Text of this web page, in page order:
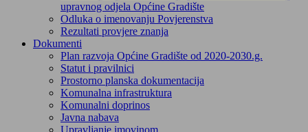
upravnog odjela Općine Gradište
Odluka o imenovanju Povjerenstva
Rezultati provjere znanja
Dokumenti
Plan razvoja Općine Gradište od 2020-2030.g.
Statut i pravilnici
Prostorno planska dokumentacija
Komunalna infrastruktura
Komunalni doprinos
Javna nabava
Upravljanje imovinom